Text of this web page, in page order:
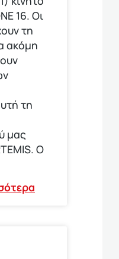
16. Οι
τη
ακόμη
τη
μας
Ο